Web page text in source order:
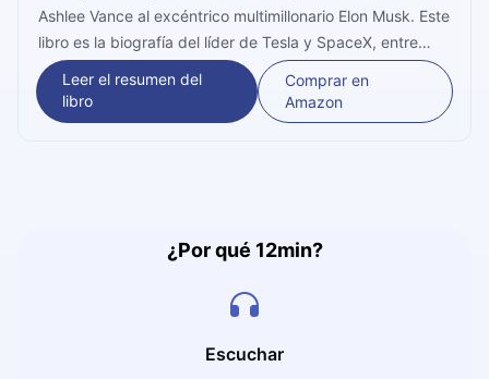
Ashlee Vance al excéntrico multimillonario Elon Musk. Este
libro es la biografía del líder de Tesla y SpaceX, entre
otras empresas. Aquí podrás ver cómo logró unir sus
pasiones e iniciar negocios sin preocuparse por el dinero.
Leer el resumen del
libro
Comprar en
Amazon
¿Por qué 12min?
Escuchar